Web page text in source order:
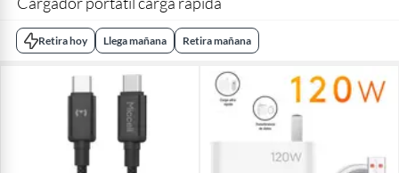
Retira hoy Llega mañana Retira mañana